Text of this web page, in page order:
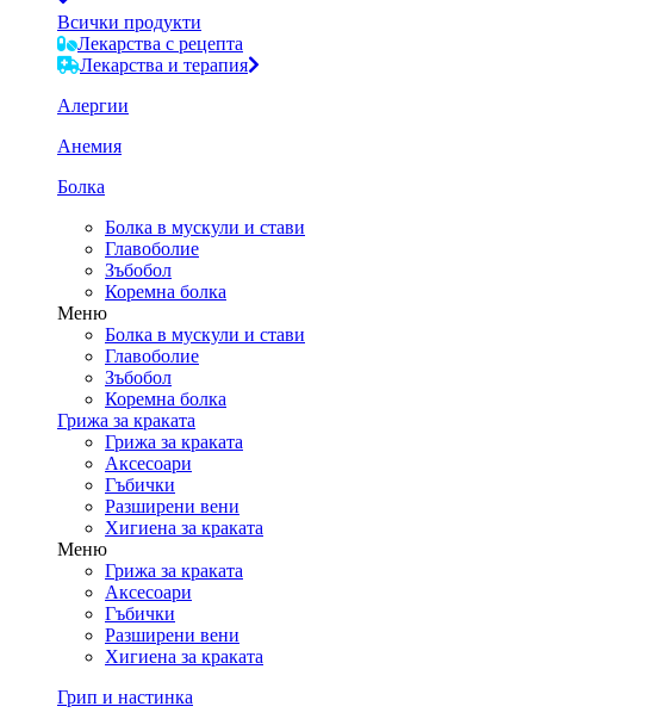
Всички продукти
Лекарства с рецепта
Лекарства и терапия
Алергии
Анемия
Болка
Болка в мускули и стави
Главоболие
Зъбобол
Коремна болка
Меню
Болка в мускули и стави
Главоболие
Зъбобол
Коремна болка
Грижа за краката
Грижа за краката
Аксесоари
Гъбички
Разширени вени
Хигиена за краката
Меню
Грижа за краката
Аксесоари
Гъбички
Разширени вени
Хигиена за краката
Грип и настинка